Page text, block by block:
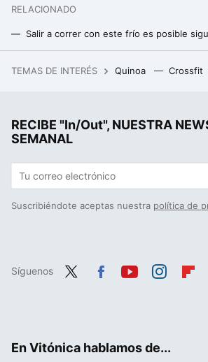
RELACIONADO
TEMAS DE INTERÉS Quinoa Crossfit
RECIBE "In/Out", NUESTRA
SEMANAL
Suscribiéndote aceptas nuestra política de
Síguenos
En Vitónica hablamos de...